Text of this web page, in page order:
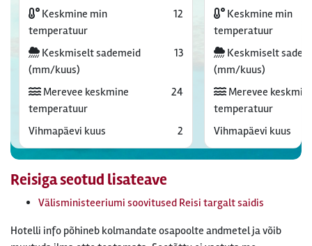
Keskmine min
temperatuur
12
Keskmiselt sademeid
(mm/kuus)
13
Merevee keskmine
temperatuur
24
Vihmapäevi kuus 2
Keskmine min
temperatuur
Keskmiselt
(mm/kuus)
Merevee
temperatuur
Vihmapäevi kuus
Reisiga seotud lisateave
Välisministeeriumi soovitused Reisi targalt saidis
Hotelli info põhineb kolmandate osapoolte andmetel ja võib